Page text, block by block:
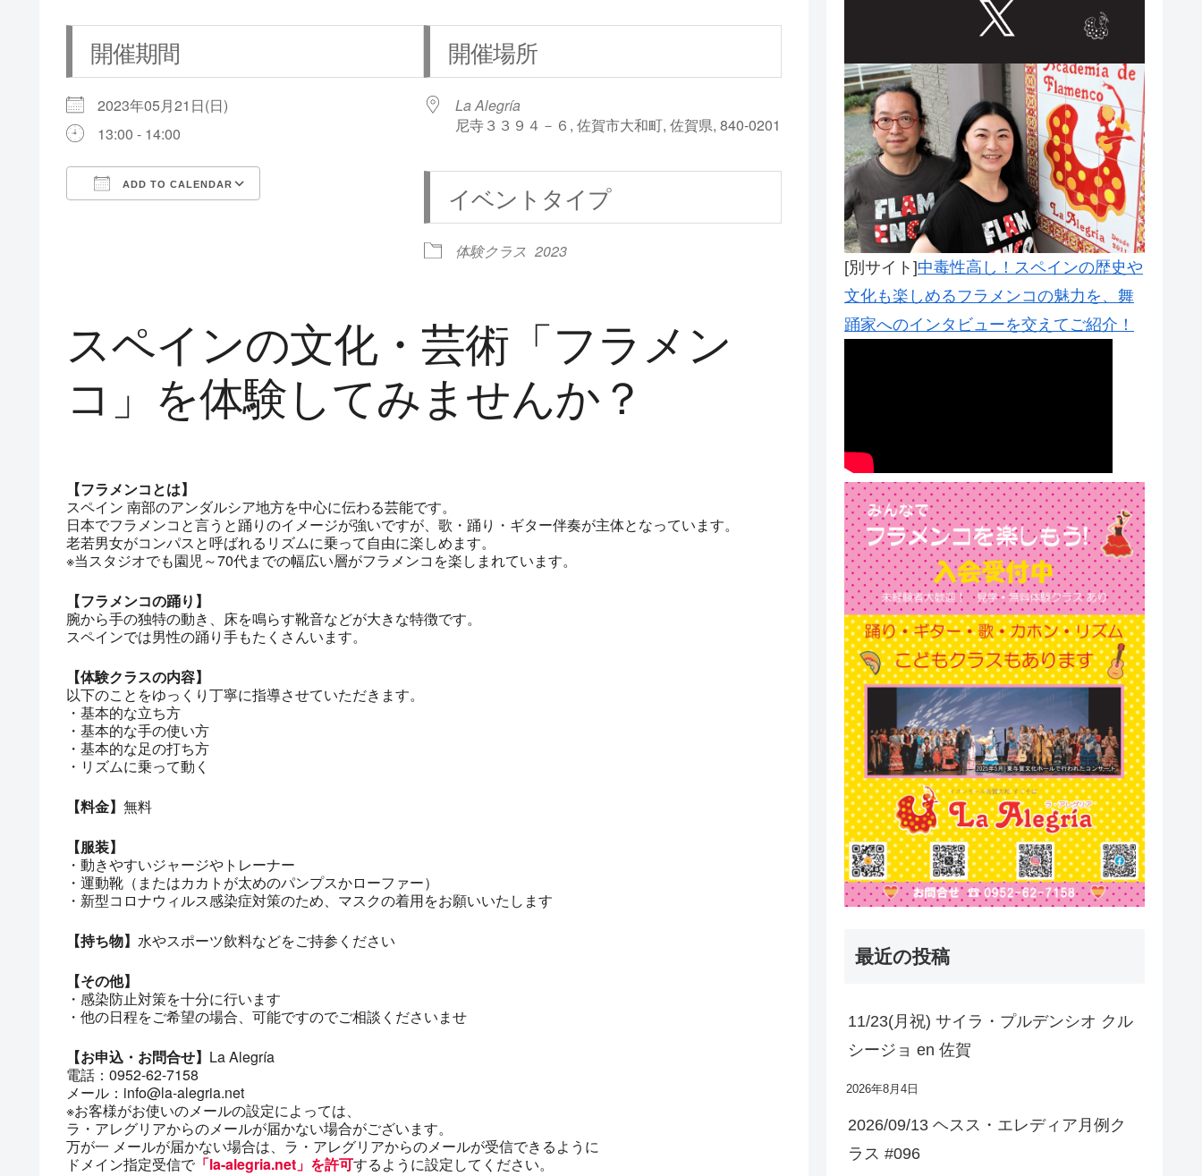
開催期間
2023年05月21日(日)
13:00 - 14:00
ADD TO CALENDAR
iCalendar Outlook Live
開催場所
La Alegría
尼寺３３９４－６, 佐賀市大和町, 佐賀県, 840-0201
イベントタイプ
体験クラス 2023
スペインの文化・芸術「フラメン
コ」を体験してみませんか？
【フラメンコとは】
スペイン 南部のアンダルシア地方を中心に伝わる芸能です。
日本でフラメンコと言うと踊りのイメージが強いですが、歌・踊り・ギター伴奏が主体となっています。
老若男女がコンパスと呼ばれるリズムに乗って自由に楽しめます。
※当スタジオでも園児～70代までの幅広い層がフラメンコを楽しまれています。
【フラメンコの踊り】
腕から手の独特の動き、床を鳴らす靴音などが大きな特徴です。
スペインでは男性の踊り手もたくさんいます。
【体験クラスの内容】
以下のことをゆっくり丁寧に指導させていただきます。
・基本的な立ち方
・基本的な手の使い方
・基本的な足の打ち方
・リズムに乗って動く
【料金】 無料
【服装】
・動きやすいジャージやトレーナー
・運動靴（またはカカトが太めのパンプスかローファー）
・新型コロナウィルス感染症対策のため、マスクの着用をお願いいたします
【持ち物】 水やスポーツ飲料などをご持参ください
【その他】
・感染防止対策を十分に行います
・他の日程をご希望の場合、可能ですのでご相談くださいませ
【お申込・お問合せ】 La Alegría
電話：0952-62-7158
メール：info@la-alegria.net
※お客様がお使いのメールの設定によっては、
ラ・アレグリアからのメールが届かない場合がございます。
万が一 メールが届かない場合は、ラ・アレグリアからのメールが受信できるように
ドメイン指定受信で 「la-alegria.net」を許可するように設定してください。
[別サイト]中毒性高し！スペインの歴史や
文化も楽しめるフラメンコの魅力を、舞
踊家へのインタビューを交えてご紹介！
最近の投稿
11/23(月祝) サイラ・プルデンシオ クル
シージョ en 佐賀
2026年8月4日
2026/09/13 ヘスス・エレディア月例ク
ラス #096